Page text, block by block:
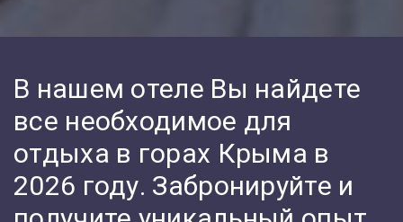
В нашем отеле Вы найдете
все необходимое для
отдыха в горах Крыма в
2026 году. Забронируйте и